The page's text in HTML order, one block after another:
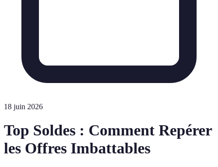
18 juin 2026
Top Soldes : Comment Repérer
les Offres Imbattables